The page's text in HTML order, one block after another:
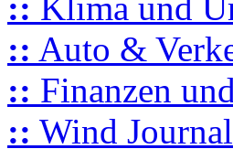
:: Auto &
:: Finanzen
:: Wind Journal